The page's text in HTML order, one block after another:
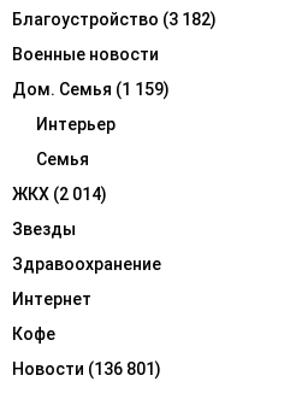
Благоустройство (3 182)
Военные новости
Дом. Семья (1 159)
Интерьер
Семья
ЖКХ (2 014)
Звезды
Здравоохранение
Интернет
Кофе
Новости (136 801)